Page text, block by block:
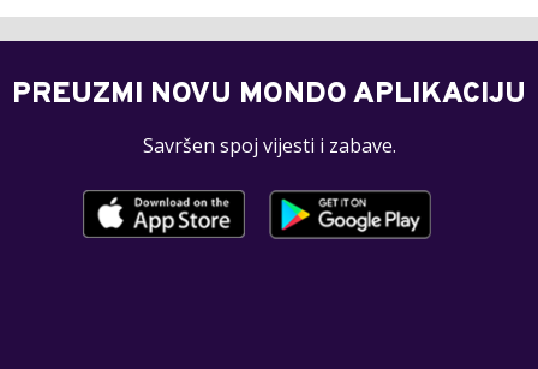
PREUZMI NOVU MONDO APLIKACIJU
Savršen spoj vijesti i zabave.